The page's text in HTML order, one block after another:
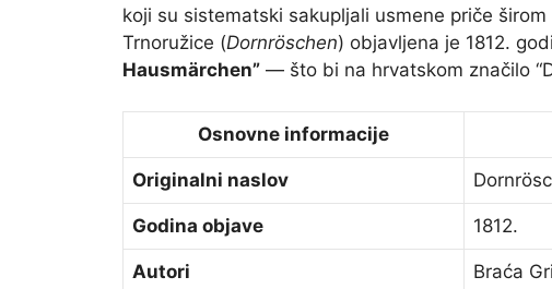
koji su sistematski sakupljali usmene priče
Trnoružice (Dornröschen) objavljena je 1812.
Hausmärchen” — što bi na hrvatskom značilo
Osnovne informacije
Originalni naslov
Godina objave 1812.
Autori Braća